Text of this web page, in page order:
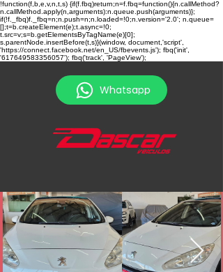
!function(f,b,e,v,n,t,s) {if(f.fbq)return;n=f.fbq=function(){n.callMethod?
n.callMethod.apply(n,arguments):n.queue.push(arguments)};
if(!f._fbq)f._fbq=n;n.push=n;n.loaded=!0;n.version='2.0'; n.queue=
[];t=b.createElement(e);t.async=!0;
t.src=v;s=b.getElementsByTagName(e)[0];
s.parentNode.insertBefore(t,s)}(window, document,'script',
'https://connect.facebook.net/en_US/fbevents.js'); fbq('init',
'617649583356057'); fbq('track', 'PageView');
Whatsapp